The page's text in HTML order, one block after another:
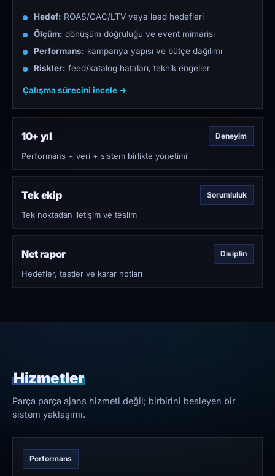
Hedef: ROAS/CAC/LTV veya lead hedefleri
Ölçüm: dönüşüm doğruluğu ve event mimarisi
Performans: kampanya yapısı ve bütçe dağılımı
Riskler: feed/katalog hataları, teknik engeller
Çalışma sürecini incele →
10+ yıl Deneyim
Performans + veri + sistem birlikte yönetimi
Tek ekip Sorumluluk
Tek noktadan iletişim ve teslim
Net rapor Disiplin
Hedefler, testler ve karar notları
Hizmetler
Parça parça ajans hizmeti değil; birbirini besleyen bir
sistem yaklaşımı.
Performans